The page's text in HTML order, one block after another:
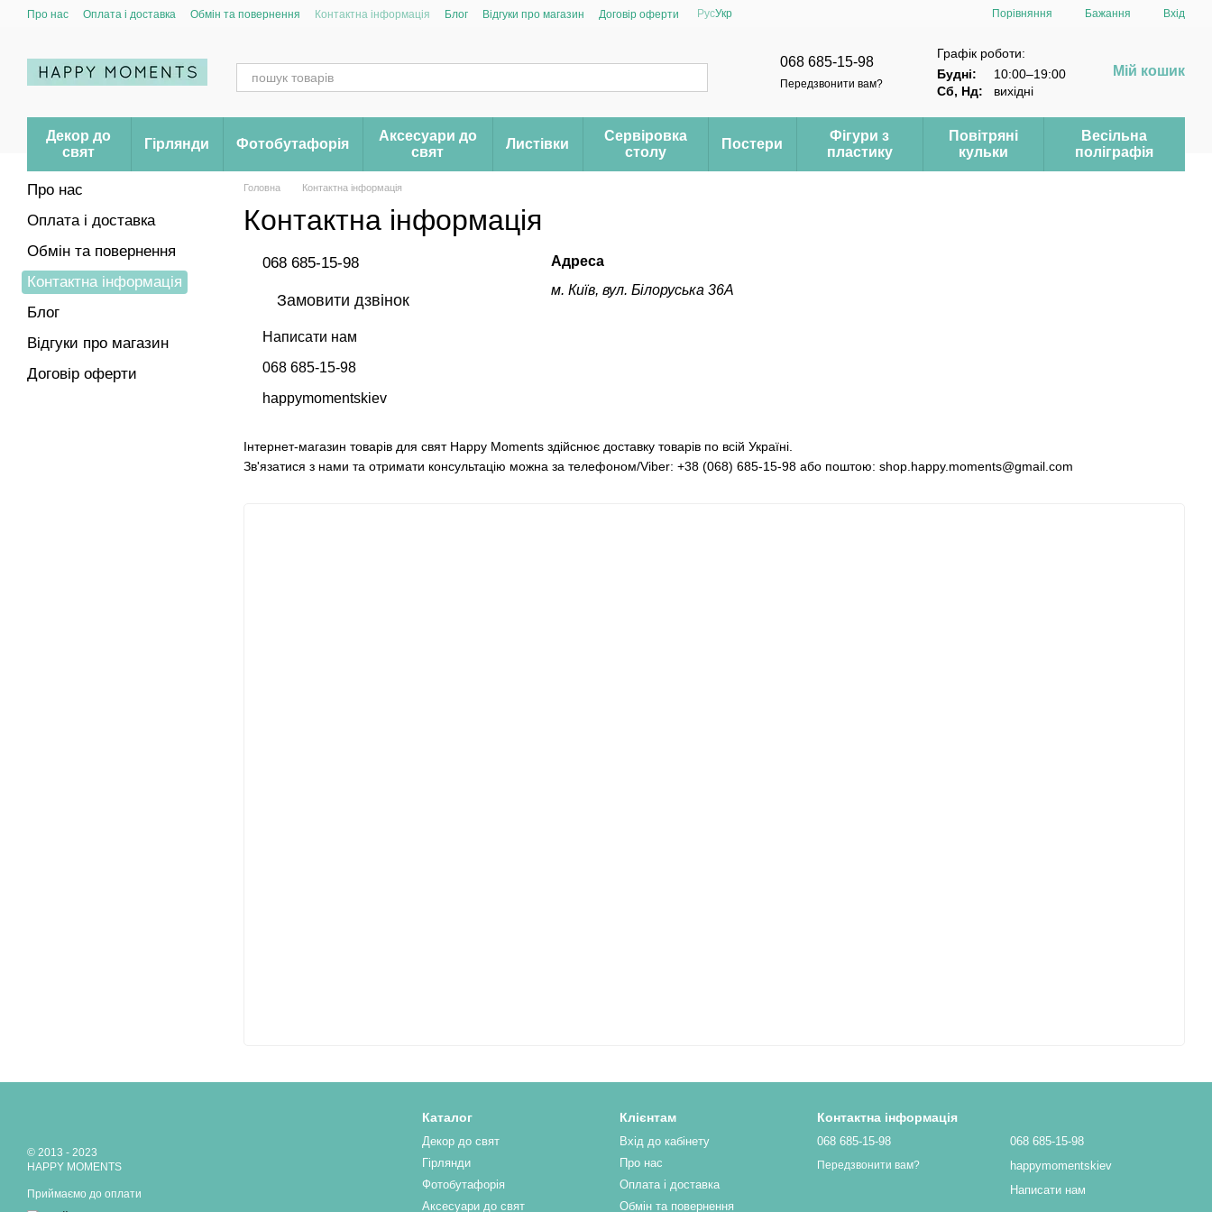
Перейти до основного контенту
Про нас Оплата і доставка Обмін та повернення Контактна інформація Блог Відгуки про магазин Договір оферти РусУкр Порівняння Бажання Вхід
068 685-15-98
Передзвонити вам?
Графік роботи:
Будні:
10:00–19:00
Сб, Нд:
вихідні
Мій кошик
Декор до
свят
Гірлянди Фотобутафорія
Аксесуари до
свят
Листівки
Сервіровка
столу
Постери
Фігури з
пластику
Повітряні
кульки
Весільна
поліграфія
Головна Контактна інформація
Контактна інформація
068 685-15-98
Замовити дзвінок
Написати нам
068 685-15-98
happymomentskiev
Адреса
м. Київ, вул. Білоруська 36А
Інтернет-магазин товарів для свят Happy Moments здійснює доставку товарів по всій Україні.
Зв'язатися з нами та отримати консультацію можна за телефоном/Viber: +38 (068) 685-15-98 або поштою: shop.happy.moments@gmail.com
Про нас
Оплата і доставка
Обмін та повернення
Контактна інформація
Блог
Відгуки про магазин
Договір оферти
© 2013 - 2023
HAPPY MOMENTS
Приймаємо до оплати
Каталог
Декор до свят
Гірлянди
Фотобутафорія
Аксесуари до свят
Клієнтам
Вхід до кабінету
Про нас
Оплата і доставка
Обмін та повернення
Контактна інформація
068 685-15-98
Передзвонити вам?
068 685-15-98
happymomentskiev
Написати нам